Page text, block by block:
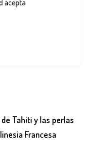
acepta
Tahiti y las perlas
Francesa